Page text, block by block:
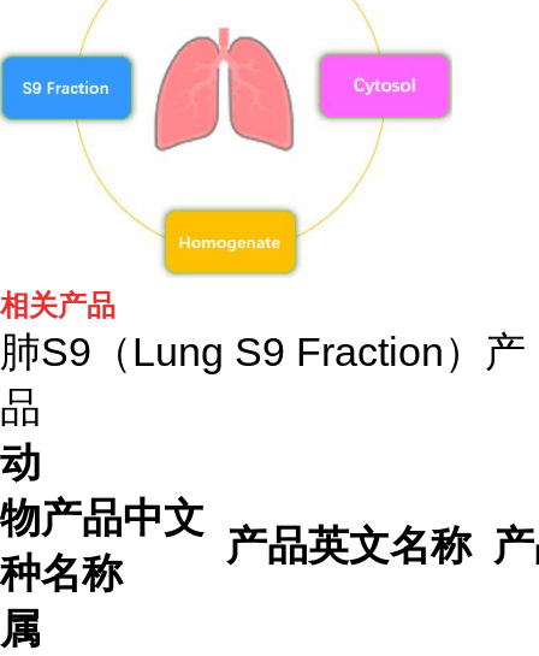
相关产品
肺S9（Lung S9 Fraction）产
品
动
物
种
属
产品中文
名称
产品英文名称